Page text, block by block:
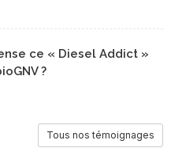
ce « Diesel Addict »
?
Tous nos témoignages